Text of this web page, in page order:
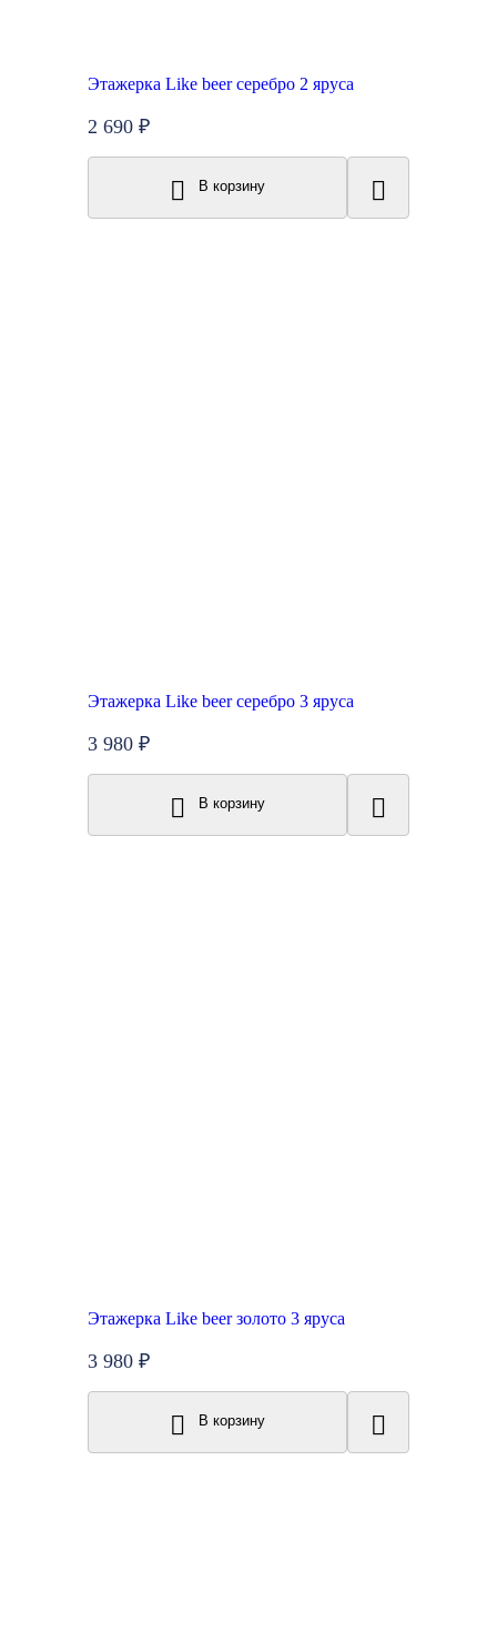
Этажерка Like beer серебро 2 яруса
2 690 ₽
В корзину
Этажерка Like beer серебро 3 яруса
3 980 ₽
В корзину
Этажерка Like beer золото 3 яруса
3 980 ₽
В корзину